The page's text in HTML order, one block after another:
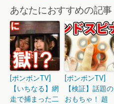
あなたにおすすめの記事
[ボンボンTV]
【いちなる】網
走で捕まった二
[ボンボンTV]
【検証】話題の
おもちゃ！ 超